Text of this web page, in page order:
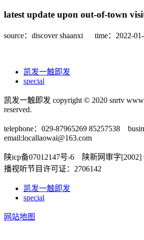
latest update upon out-of-town
source：discover shaanxi time：2022-
凯发一触即发
special
凯发一触即发 copyright © 2020 snrtv
reserved.
telephone：029-87965269 85257538
email:locallaowai@163.com
陕icp备07012147号-6 陕新网审字
播视听节目许可证：2706142
凯发一触即发
special
网站地图